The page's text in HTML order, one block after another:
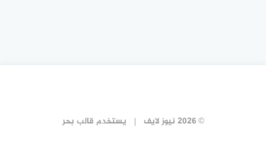
© 2026 نيوز لايف يستخدم قالب بحر